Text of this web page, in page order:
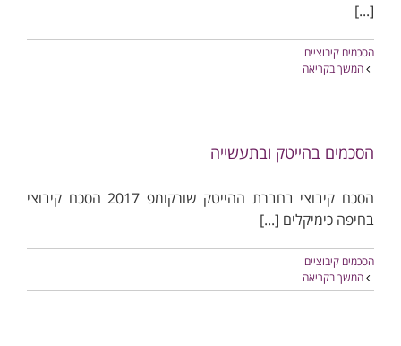
[...]
הסכמים קיבוציים
המשך בקריאה
הסכמים בהייטק ובתעשייה
הסכם קיבוצי בחברת ההייטק שורקומפ 2017 הסכם קיבוצי
בחיפה כימיקלים [...]
הסכמים קיבוציים
המשך בקריאה